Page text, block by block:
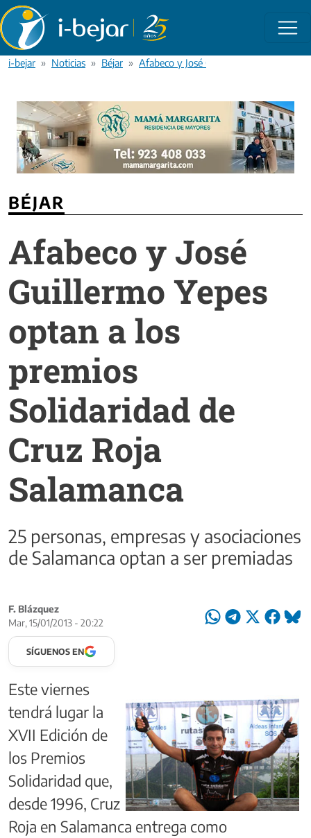
Pasar al contenido principal
i-bejar Noticias Béjar Afabeco y José Guillermo Yepes optan
BÉJAR
Afabeco y José
Guillermo Yepes
optan a los
premios
Solidaridad de
Cruz Roja
Salamanca
25 personas, empresas y asociaciones
de Salamanca optan a ser premiadas
F. Blázquez
Mar, 15/01/2013 - 20:22
SÍGUENOS EN
Este viernes
tendrá lugar la
XVII Edición de
los Premios
Solidaridad que,
desde 1996, Cruz
Roja en Salamanca entrega como